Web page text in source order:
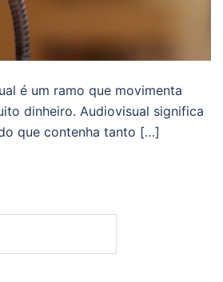
é um ramo que movimenta
dinheiro. Audiovisual significa
que contenha tanto […]